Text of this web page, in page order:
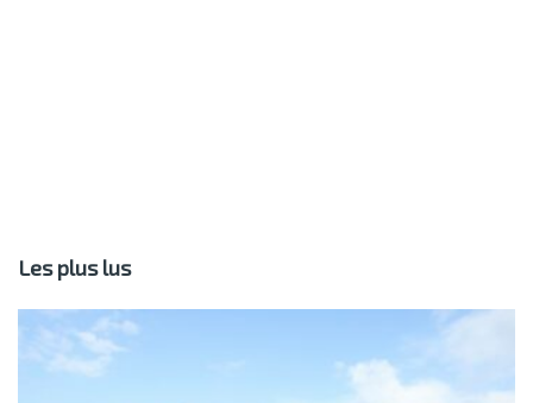
Les plus lus